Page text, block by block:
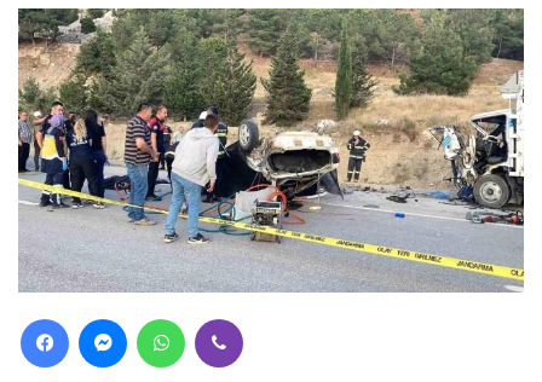
FacebookMessengerWhatsApp